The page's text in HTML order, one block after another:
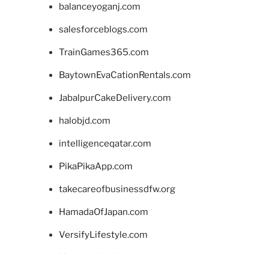
balanceyoganj.com
salesforceblogs.com
TrainGames365.com
BaytownEvaCationRentals.com
JabalpurCakeDelivery.com
halobjd.com
intelligenceqatar.com
PikaPikaApp.com
takecareofbusinessdfw.org
HamadaOfJapan.com
VersifyLifestyle.com